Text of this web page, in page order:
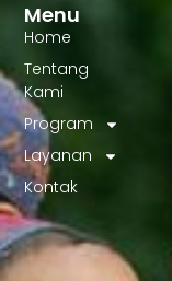
Menu
Home
Tentang
Kami
Program
Layanan
Kontak